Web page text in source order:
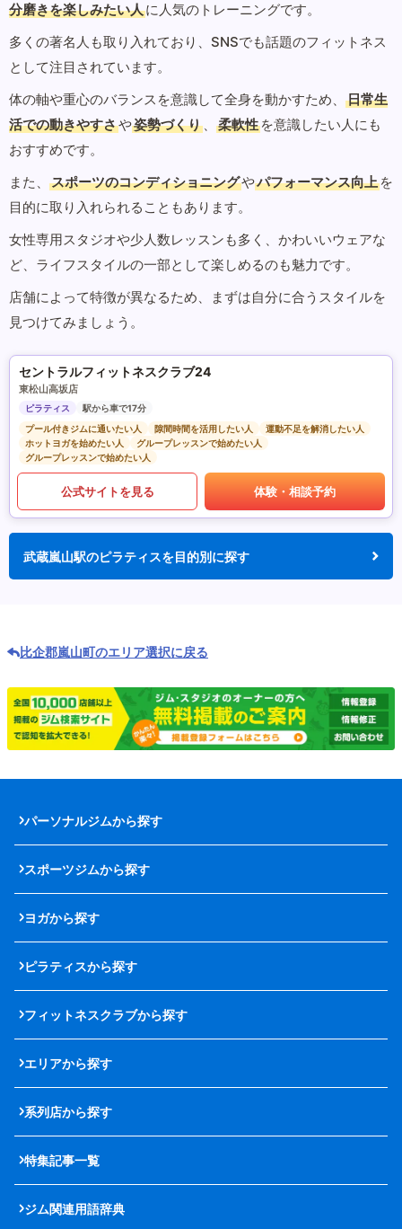
分磨きを楽しみたい人に人気のトレーニングです。
多くの著名人も取り入れており、SNSでも話題のフィットネス
として注目されています。
体の軸や重心のバランスを意識して全身を動かすため、
日常生
活での動きやすさや姿勢づくり 、 柔軟性 を意識したい人にも
おすすめです。
また、
スポーツのコンディショニングやパフォーマンス向上 を
目的に取り入れられることもあります。
女性専用スタジオや少人数レッスンも多く、かわいいウェアな
ど、ライフスタイルの一部として楽しめるのも魅力です。
店舗によって特徴が異なるため、まずは自分に合うスタイルを
見つけてみましょう。
セントラルフィットネスクラブ24
東松山高坂店
ピラティス
駅から車で17分
プール付きジムに通いたい人
隙間時間を活用したい人
運動不足を解消したい人
ホットヨガを始めたい人
グループレッスンで始めたい人
グループレッスンで始めたい人
公式サイトを見る 体験・相談予約
武蔵嵐山駅のピラティスを目的別に探す
比企郡嵐山町のエリア選択に戻る
パーソナルジムから探す
スポーツジムから探す
ヨガから探す
ピラティスから探す
フィットネスクラブから探す
エリアから探す
系列店から探す
特集記事一覧
ジム関連用語辞典